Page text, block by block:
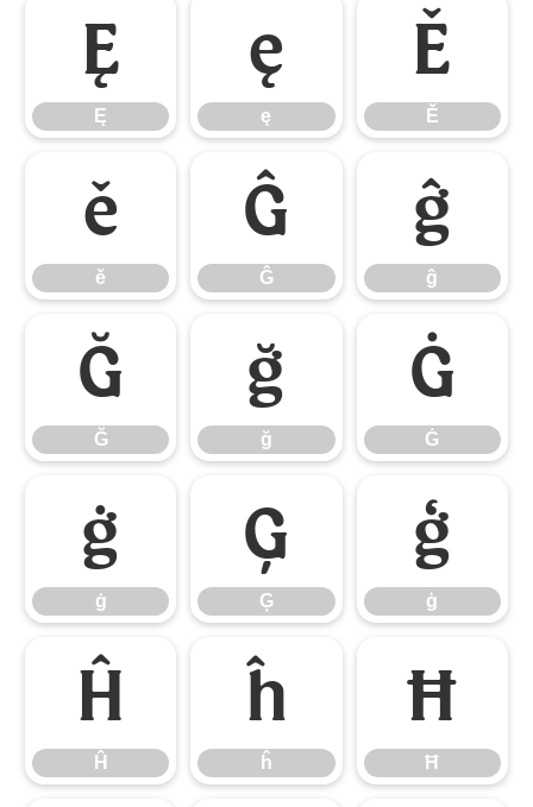
Ę
Ę
ę
ę
Ě
Ě
ě
ě
Ĝ
Ĝ
ĝ
ĝ
Ğ
Ğ
ğ
ğ
Ġ
Ġ
ġ
ġ
Ģ
Ģ
ģ
ģ
Ĥ
Ĥ
ĥ
ĥ
Ħ
Ħ